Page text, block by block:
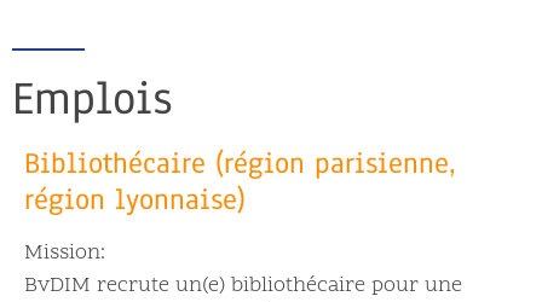
Emplois
Bibliothécaire (région parisienne,
région lyonnaise)
Mission:
BvDIM recrute un(e) bibliothécaire pour une